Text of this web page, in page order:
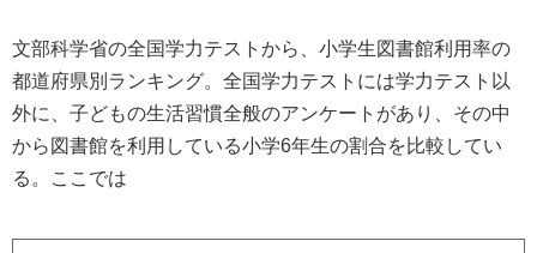
文部科学省の全国学力テストから、小学生図書館利用率の
都道府県別ランキング。全国学力テストには学力テスト以
外に、子どもの生活習慣全般のアンケートがあり、その中
から図書館を利用している小学6年生の割合を比較してい
る。ここでは